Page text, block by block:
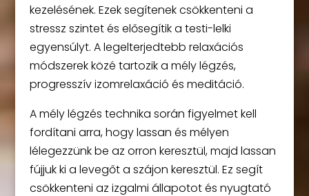
kezelésének. Ezek segítenek csökkenteni a
stressz szintet és elősegítik a testi-lelki
egyensúlyt. A legelterjedtebb relaxációs
módszerek közé tartozik a mély légzés,
progresszív izomrelaxáció és meditáció.
A mély légzés technika során figyelmet kell
fordítani arra, hogy lassan és mélyen
lélegezzünk be az orron keresztül, majd lassan
fújjuk ki a levegőt a szájon keresztül. Ez segít
csökkenteni az izgalmi állapotot és nyugtató